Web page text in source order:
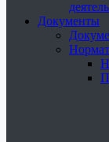
Документы